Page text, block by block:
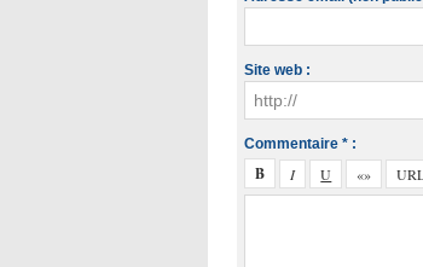
Site web :
Commentaire * :